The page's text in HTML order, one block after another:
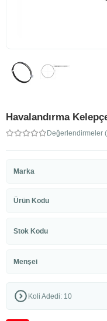
Havalandırma
Değerlendirmeler
Marka
Ürün Kodu
Stok Kodu
Menşei
Koli Adedi: 10